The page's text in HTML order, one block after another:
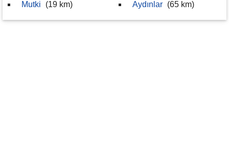
Mutki (19 km) Aydınlar (65 km)